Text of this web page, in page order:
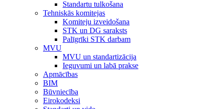
Standartu tulkošana
Tehniskās komitejas
Komiteju izveidošana
STK un DG saraksts
Palīgrīki STK darbam
MVU
MVU un standartizācija
Ieguvumi un labā prakse
Apmācības
BIM
Būvniecība
Eirokodeksi